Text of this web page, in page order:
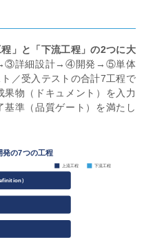
程」と「下流工程」の2つに大
詳細設計→④開発→⑤単体
受入テストの合計7工程で
物（ドキュメント）を入力
準（品質ゲート）を満たし
発の7つの工程
上流工程 下流工程
）